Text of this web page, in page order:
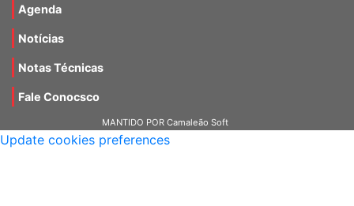
Agenda
Notícias
Notas Técnicas
Fale Conocsco
MANTIDO POR Camaleão Soft
Update cookies preferences